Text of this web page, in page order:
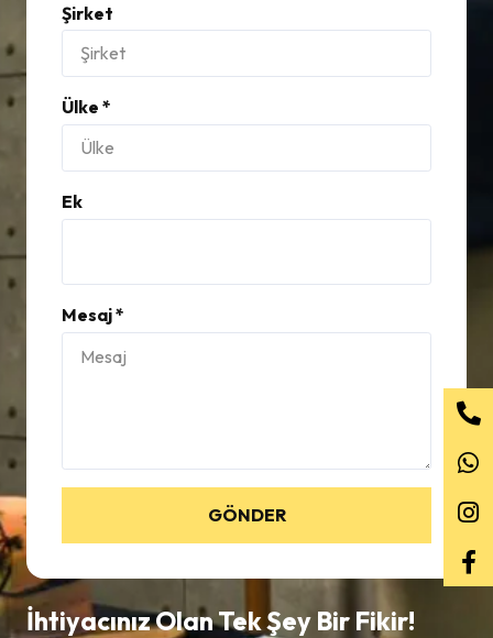
Şirket
Ülke *
Ek
Mesaj *
GÖNDER
İhtiyacınız Olan Tek Şey Bir Fikir!